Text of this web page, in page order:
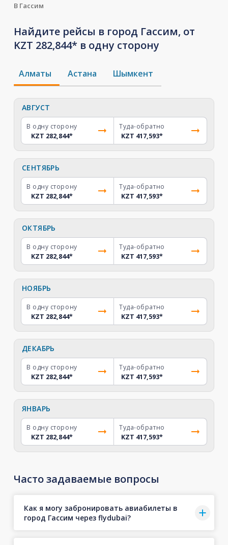
В Гассим
Найдите рейсы в город Гассим, от
KZT 282,844* в одну сторону
Алматы Астана Шымкент
АВГУСТ
В одну сторону
KZT 282,844*
Туда-обратно
KZT 417,593*
СЕНТЯБРЬ
В одну сторону
KZT 282,844*
Туда-обратно
KZT 417,593*
ОКТЯБРЬ
В одну сторону
KZT 282,844*
Туда-обратно
KZT 417,593*
НОЯБРЬ
В одну сторону
KZT 282,844*
Туда-обратно
KZT 417,593*
ДЕКАБРЬ
В одну сторону
KZT 282,844*
Туда-обратно
KZT 417,593*
ЯНВАРЬ
В одну сторону
KZT 282,844*
Туда-обратно
KZT 417,593*
Часто задаваемые вопросы
Как я могу забронировать авиабилеты в
город Гассим через flydubai?